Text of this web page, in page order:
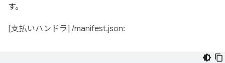
す。
[支払いハンドラ] /manifest.json: